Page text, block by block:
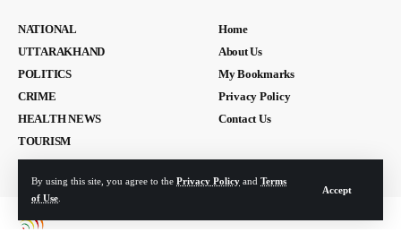
By using this site, you agree to the Privacy Policy and Terms
of Use
Accept
NATIONAL
UTTARAKHAND
POLITICS
CRIME
HEALTH NEWS
TOURISM
Home
About Us
My Bookmarks
Privacy Policy
Contact Us